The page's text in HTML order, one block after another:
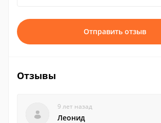
Отправить отзыв
Отзывы
9 лет назад
Леонид